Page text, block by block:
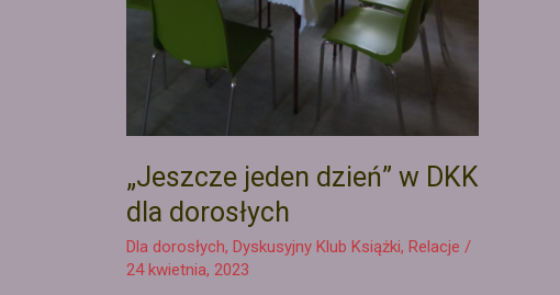
„Jeszcze jeden dzień” w DKK
dla dorosłych
Dla dorosłych, Dyskusyjny Klub Książki, Relacje /
24 kwietnia, 2023